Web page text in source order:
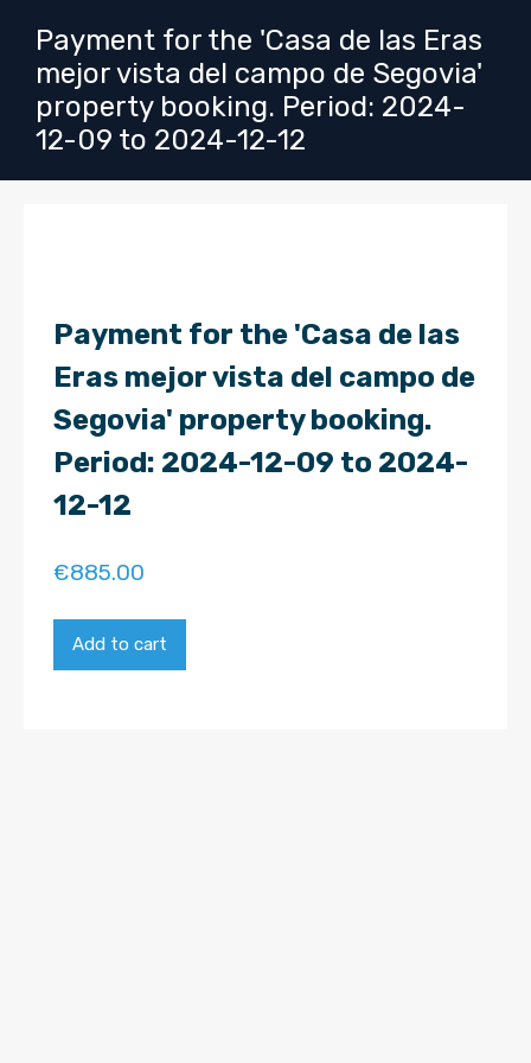
Payment for the 'Casa de las Eras
mejor vista del campo de Segovia'
property booking. Period: 2024-
12-09 to 2024-12-12
Payment for the 'Casa de las
Eras mejor vista del campo de
Segovia' property booking.
Period: 2024-12-09 to 2024-
12-12
€885.00
Add to cart